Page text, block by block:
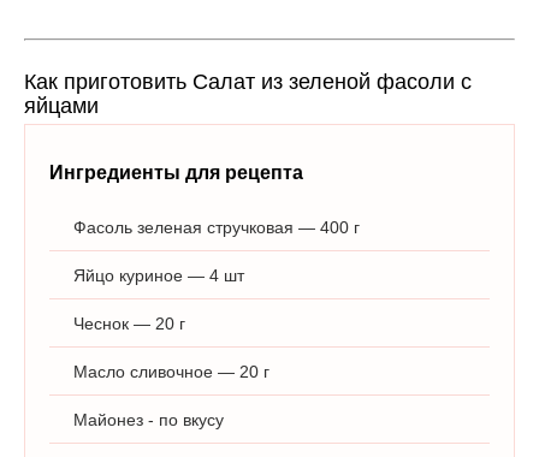
Как приготовить Салат из зеленой фасоли с
яйцами
Ингредиенты для рецепта
Фасоль зеленая стручковая — 400 г
Яйцо куриное — 4 шт
Чеснок — 20 г
Масло сливочное — 20 г
Майонез - по вкусу